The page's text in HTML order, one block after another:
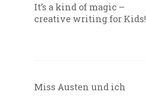
It’s a kind of magic –
creative writing for Kids!
Miss Austen und ich